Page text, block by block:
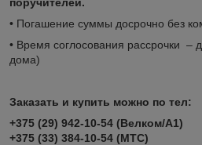
• Погашение суммы досрочно без
• Время соглосования рассрочки –
дома)
Заказать и купить можно по тел:
+375 (29) 942-10-54 (Велком/А1)
+375 (33) 384-10-54 (МТС)